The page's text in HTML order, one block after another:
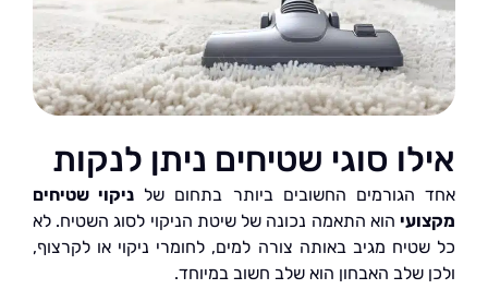
סוגי שטיחים ניתן לנקות
הגורמים החשובים ביותר בתחום שלניקוי שטיחים
הוא התאמה נכונה של שיטת הניקוי לסוג השטיח. לא
מגיב באותה צורה למים, לחומרי ניקוי או לקרצוף,
שלב האבחון הוא שלב חשוב במיוחד.